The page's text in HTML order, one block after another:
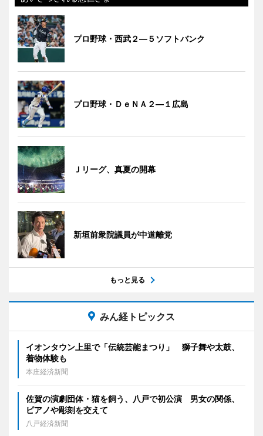
プロ野球・西武２―５ソフトバンク
プロ野球・ＤｅＮＡ２―１広島
Ｊリーグ、真夏の開幕
新垣前衆院議員が中道離党
もっと見る
みん経トピックス
イオンタウン上里で「伝統芸能まつり」 獅子舞や太鼓、
着物体験も
本庄経済新聞
佐賀の演劇団体・猫を飼う、八戸で初公演 男女の関係、
ピアノや彫刻を交えて
八戸経済新聞